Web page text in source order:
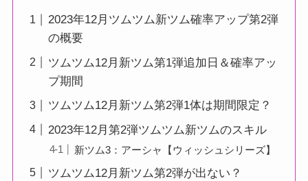
2023年12月ツムツム新ツム確率アップ第2弾
の概要
ツムツム12月新ツム第1弾追加日＆確率アッ
プ期間
ツムツム12月新ツム第2弾1体は期間限定？
2023年12月第2弾ツムツム新ツムのスキル
新ツム3：アーシャ【ウィッシュシリーズ】
ツムツム12月新ツム第2弾が出ない？